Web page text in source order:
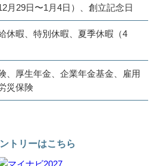
月29日〜1月4日）、創立記念日
休暇、特別休暇、夏季休暇（4
、厚生年金、企業年金基金、雇用
災保険
トリーはこちら